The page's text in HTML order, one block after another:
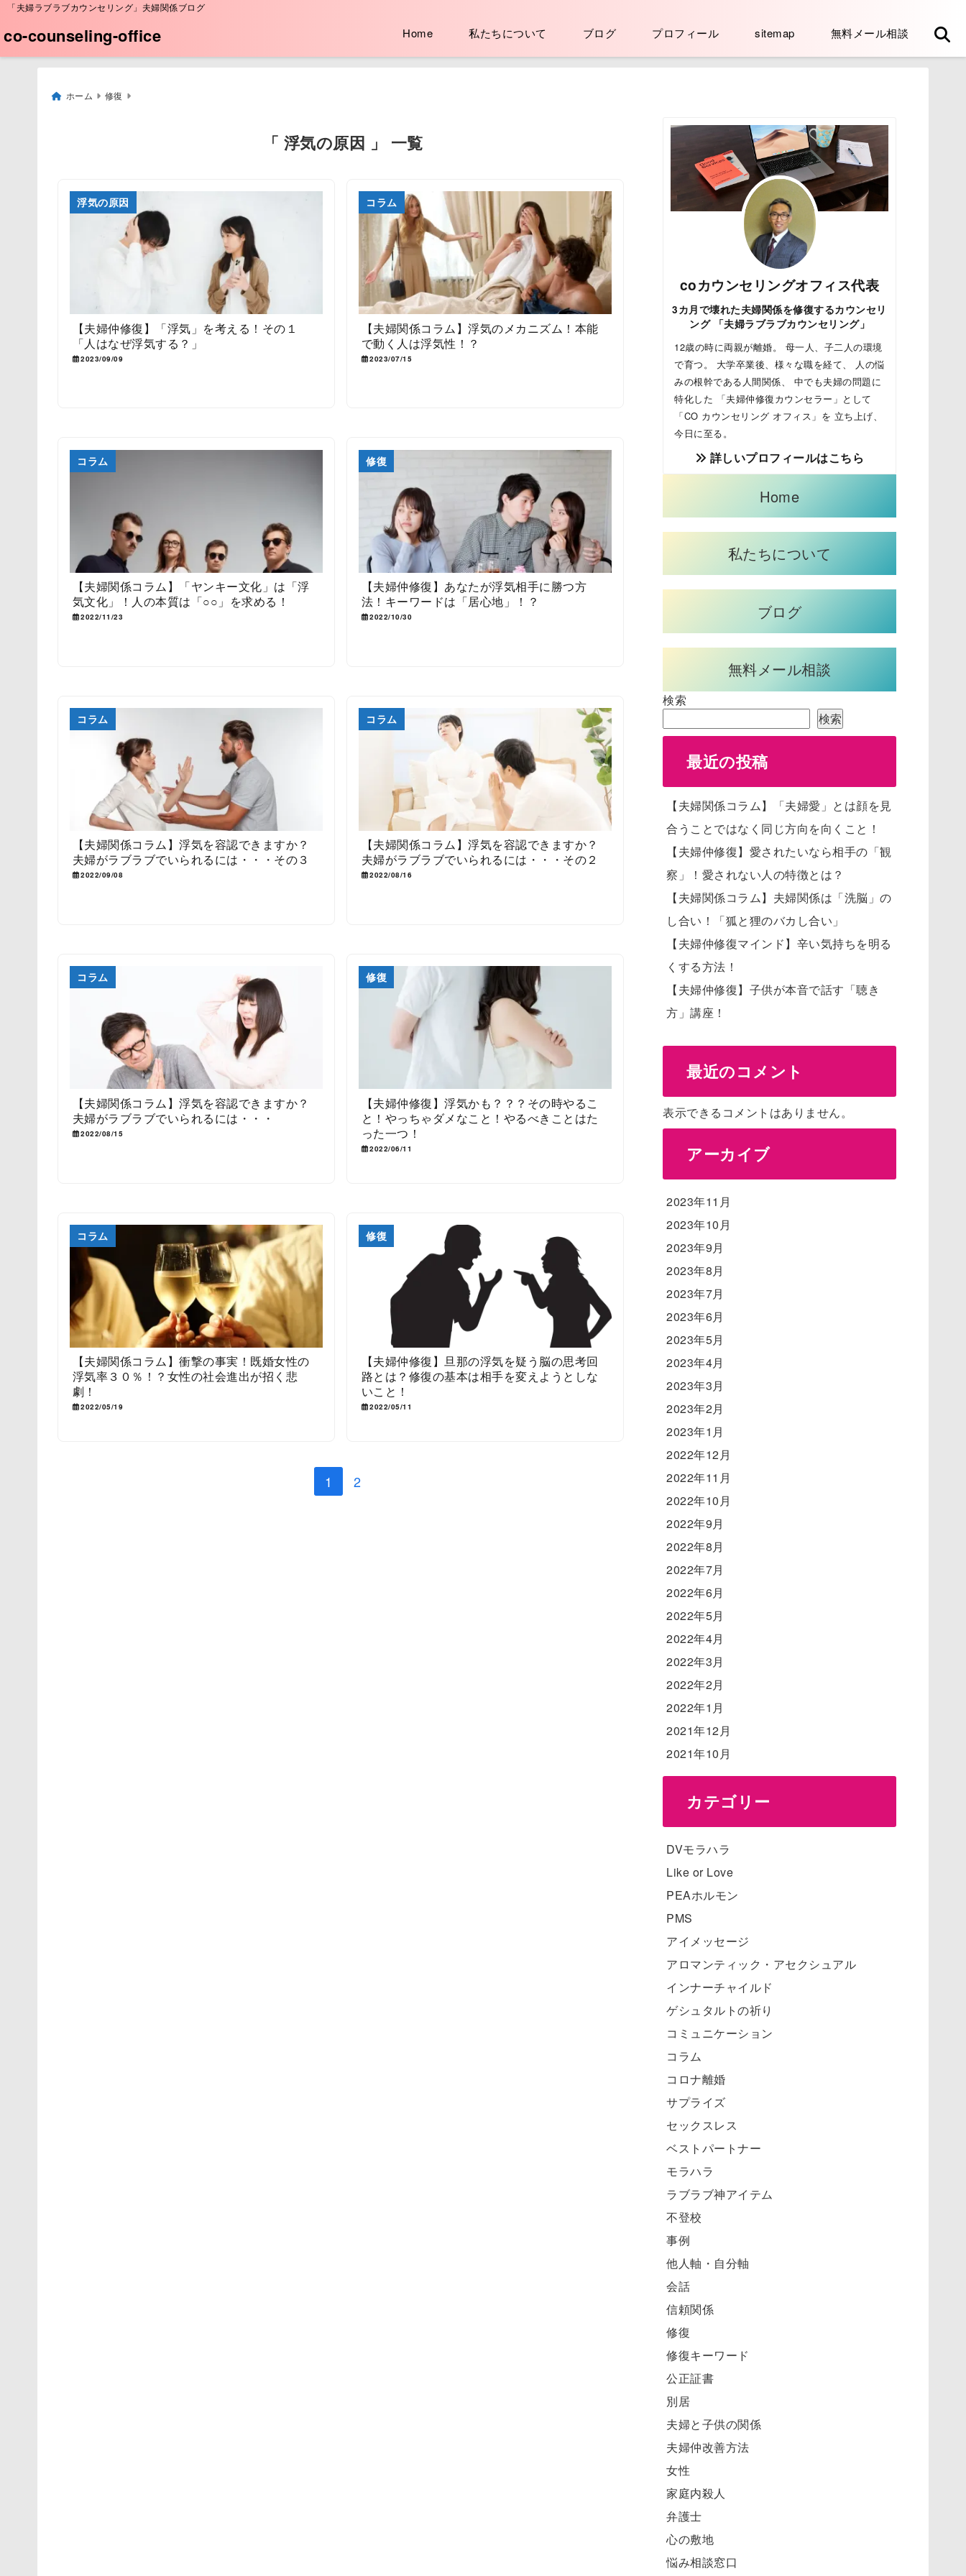
「夫婦ラブラブカウンセリング」夫婦関係ブログ
co-counseling-office Home 私たちについて ブログ プロフィール sitemap 無料メール相談
ホーム 修復
「 浮気の原因 」 一覧
浮気の原因
【夫婦仲修復】「浮気」を考える！その１
「人はなぜ浮気する？」
2023/09/09
コラム
【夫婦関係コラム】浮気のメカニズム！本能
で動く人は浮気性！？
2023/07/15
コラム
【夫婦関係コラム】「ヤンキー文化」は「浮
気文化」！人の本質は「○○」を求める！
2022/11/23
修復
【夫婦仲修復】あなたが浮気相手に勝つ方
法！キーワードは「居心地」！？
2022/10/30
コラム
【夫婦関係コラム】浮気を容認できますか？
夫婦がラブラブでいられるには・・・その３
2022/09/08
コラム
【夫婦関係コラム】浮気を容認できますか？
夫婦がラブラブでいられるには・・・その２
2022/08/16
コラム
【夫婦関係コラム】浮気を容認できますか？
夫婦がラブラブでいられるには・・・
2022/08/15
修復
【夫婦仲修復】浮気かも？？？その時やるこ
と！やっちゃダメなこと！やるべきことはた
った一つ！
2022/06/11
コラム
【夫婦関係コラム】衝撃の事実！既婚女性の
浮気率３０％！？女性の社会進出が招く悲
劇！
2022/05/19
修復
【夫婦仲修復】旦那の浮気を疑う脳の思考回
路とは？修復の基本は相手を変えようとしな
いこと！
2022/05/11
1 2
coカウンセリングオフィス代表
3カ月で壊れた夫婦関係を修復するカウンセリ
ング 「夫婦ラブラブカウンセリング」
12歳の時に両親が離婚。 母一人、子二人の環境
で育つ。 大学卒業後、様々な職を経て、 人の悩
みの根幹である人間関係、 中でも夫婦の問題に
特化した 「夫婦仲修復カウンセラー」として
「CO カウンセリング オフィス」を 立ち上げ、
今日に至る。
詳しいプロフィールはこちら
Home
私たちについて
ブログ
無料メール相談
検索
検索
最近の投稿
【夫婦関係コラム】「夫婦愛」とは顔を見
合うことではなく同じ方向を向くこと！
【夫婦仲修復】愛されたいなら相手の「観
察」！愛されない人の特徴とは？
【夫婦関係コラム】夫婦関係は「洗脳」の
し合い！「狐と狸のバカし合い」
【夫婦仲修復マインド】辛い気持ちを明る
くする方法！
【夫婦仲修復】子供が本音で話す「聴き
方」講座！
最近のコメント
表示できるコメントはありません。
アーカイブ
2023年11月
2023年10月
2023年9月
2023年8月
2023年7月
2023年6月
2023年5月
2023年4月
2023年3月
2023年2月
2023年1月
2022年12月
2022年11月
2022年10月
2022年9月
2022年8月
2022年7月
2022年6月
2022年5月
2022年4月
2022年3月
2022年2月
2022年1月
2021年12月
2021年10月
カテゴリー
DVモラハラ
Like or Love
PEAホルモン
PMS
アイメッセージ
アロマンティック・アセクシュアル
インナーチャイルド
ゲシュタルトの祈り
コミュニケーション
コラム
コロナ離婚
サプライズ
セックスレス
ベストパートナー
モラハラ
ラブラブ神アイテム
不登校
事例
他人軸・自分軸
会話
信頼関係
修復
修復キーワード
公正証書
別居
夫婦と子供の関係
夫婦仲改善方法
女性
家庭内殺人
弁護士
心の敷地
悩み相談窓口